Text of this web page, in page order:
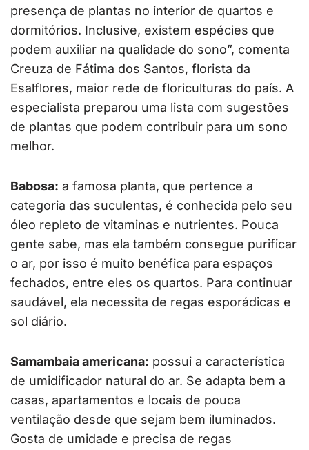
presença de plantas no interior de quartos e
dormitórios. Inclusive, existem espécies que
podem auxiliar na qualidade do sono”, comenta
Creuza de Fátima dos Santos, florista da
Esalflores, maior rede de floriculturas do país. A
especialista preparou uma lista com sugestões
de plantas que podem contribuir para um sono
melhor.
Babosa: a famosa planta, que pertence a
categoria das suculentas, é conhecida pelo seu
óleo repleto de vitaminas e nutrientes. Pouca
gente sabe, mas ela também consegue purificar
o ar, por isso é muito benéfica para espaços
fechados, entre eles os quartos. Para continuar
saudável, ela necessita de regas esporádicas e
sol diário.
Samambaia americana: possui a característica
de umidificador natural do ar. Se adapta bem a
casas, apartamentos e locais de pouca
ventilação desde que sejam bem iluminados.
Gosta de umidade e precisa de regas